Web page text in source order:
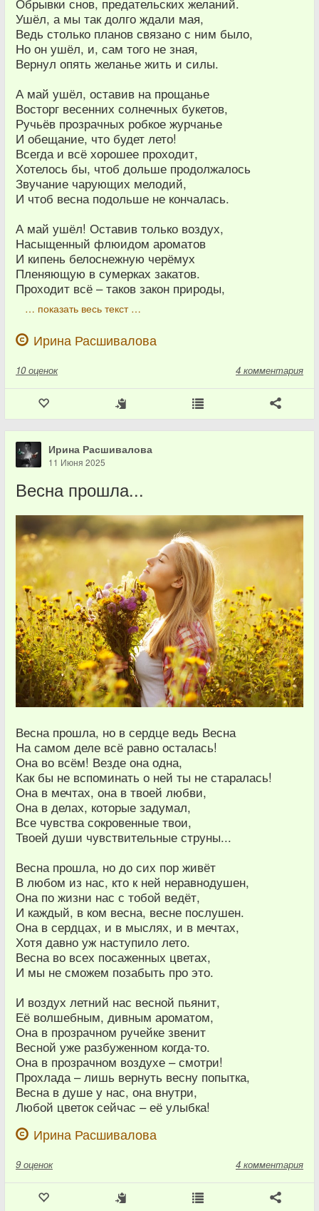
Обрывки снов, предательских желаний.
Ушёл, а мы так долго ждали мая,
Ведь столько планов связано с ним было,
Но он ушёл, и, сам того не зная,
Вернул опять желанье жить и силы.
А май ушёл, оставив на прощанье
Восторг весенних солнечных букетов,
Ручьёв прозрачных робкое журчанье
И обещание, что будет лето!
Всегда и всё хорошее проходит,
Хотелось бы, чтоб дольше продолжалось
Звучание чарующих мелодий,
И чтоб весна подольше не кончалась.
А май ушёл! Оставив только воздух,
Насыщенный флюидом ароматов
И кипень белоснежную черёмух
Пленяющую в сумерках закатов.
Проходит всё – таков закон природы,
… показать весь текст …
Ирина Расшивалова
10 оценок 4 комментария
Ирина Расшивалова
11 Июня 2025
Весна прошла...
Весна прошла, но в сердце ведь Весна
На самом деле всё равно осталась!
Она во всём! Везде она одна,
Как бы не вспоминать о ней ты не старалась!
Она в мечтах, она в твоей любви,
Она в делах, которые задумал,
Все чувства сокровенные твои,
Твоей души чувствительные струны...
Весна прошла, но до сих пор живёт
В любом из нас, кто к ней неравнодушен,
Она по жизни нас с тобой ведёт,
И каждый, в ком весна, весне послушен.
Она в сердцах, и в мыслях, и в мечтах,
Хотя давно уж наступило лето.
Весна во всех посаженных цветах,
И мы не сможем позабыть про это.
И воздух летний нас весной пьянит,
Её волшебным, дивным ароматом,
Она в прозрачном ручейке звенит
Весной уже разбуженном когда-то.
Она в прозрачном воздухе – смотри!
Прохлада – лишь вернуть весну попытка,
Весна в душе у нас, она внутри,
Любой цветок сейчас – её улыбка!
Ирина Расшивалова
9 оценок 4 комментария